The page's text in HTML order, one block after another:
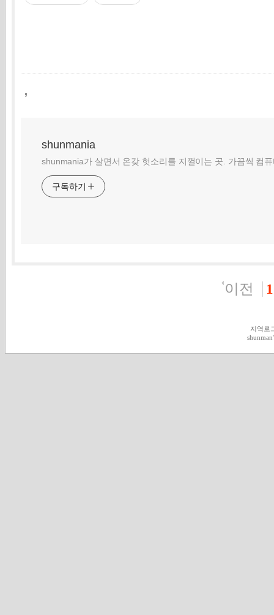
,
shunmania
shunmania가 살면서 온갖 헛소리를 지껄이는 곳. 가끔씩 컴
구독하기
이전 1
지역로
shunman